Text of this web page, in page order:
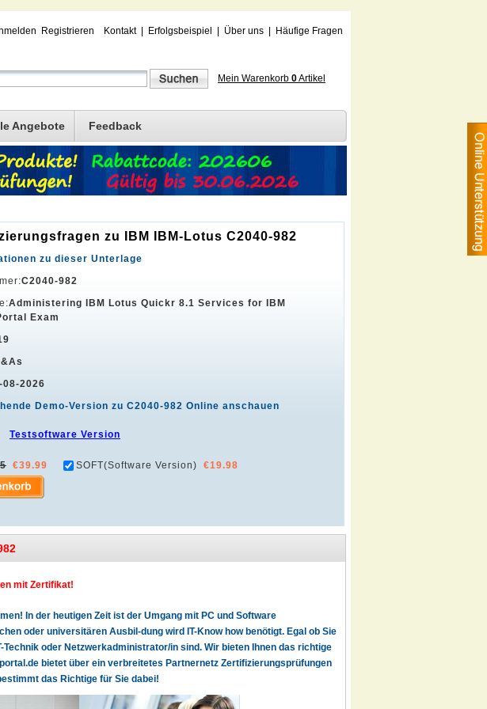
Registrieren Kontakt| Erfolgsbeispiel Über uns Häufige Fragen
Mein Warenkorb 0Artikel
Angebote Feedback
zu IBM IBM-Lotus C2040-982
zu dieser Unterlage
C2040-982
Administering IBM Lotus Quickr 8.1 Services for IBM
Exam
08-2026
Demo-Version zu C2040-982 Online anschauen
Testsoftware Version
€39.99 SOFT(Software Version) €19.98
mit Zertifikat!
In der heutigen Zeit ist der Umgang mit PC und Software
oder universitären Ausbil-dung wird IT-Know how benötigt. Egal ob Sie
oder Netzwerkadministrator/in sind. Wir bieten Ihnen das richtige
bietet über ein verbreitetes Partnernetz Zertifizierungsprüfungen
das Richtige für Sie dabei!